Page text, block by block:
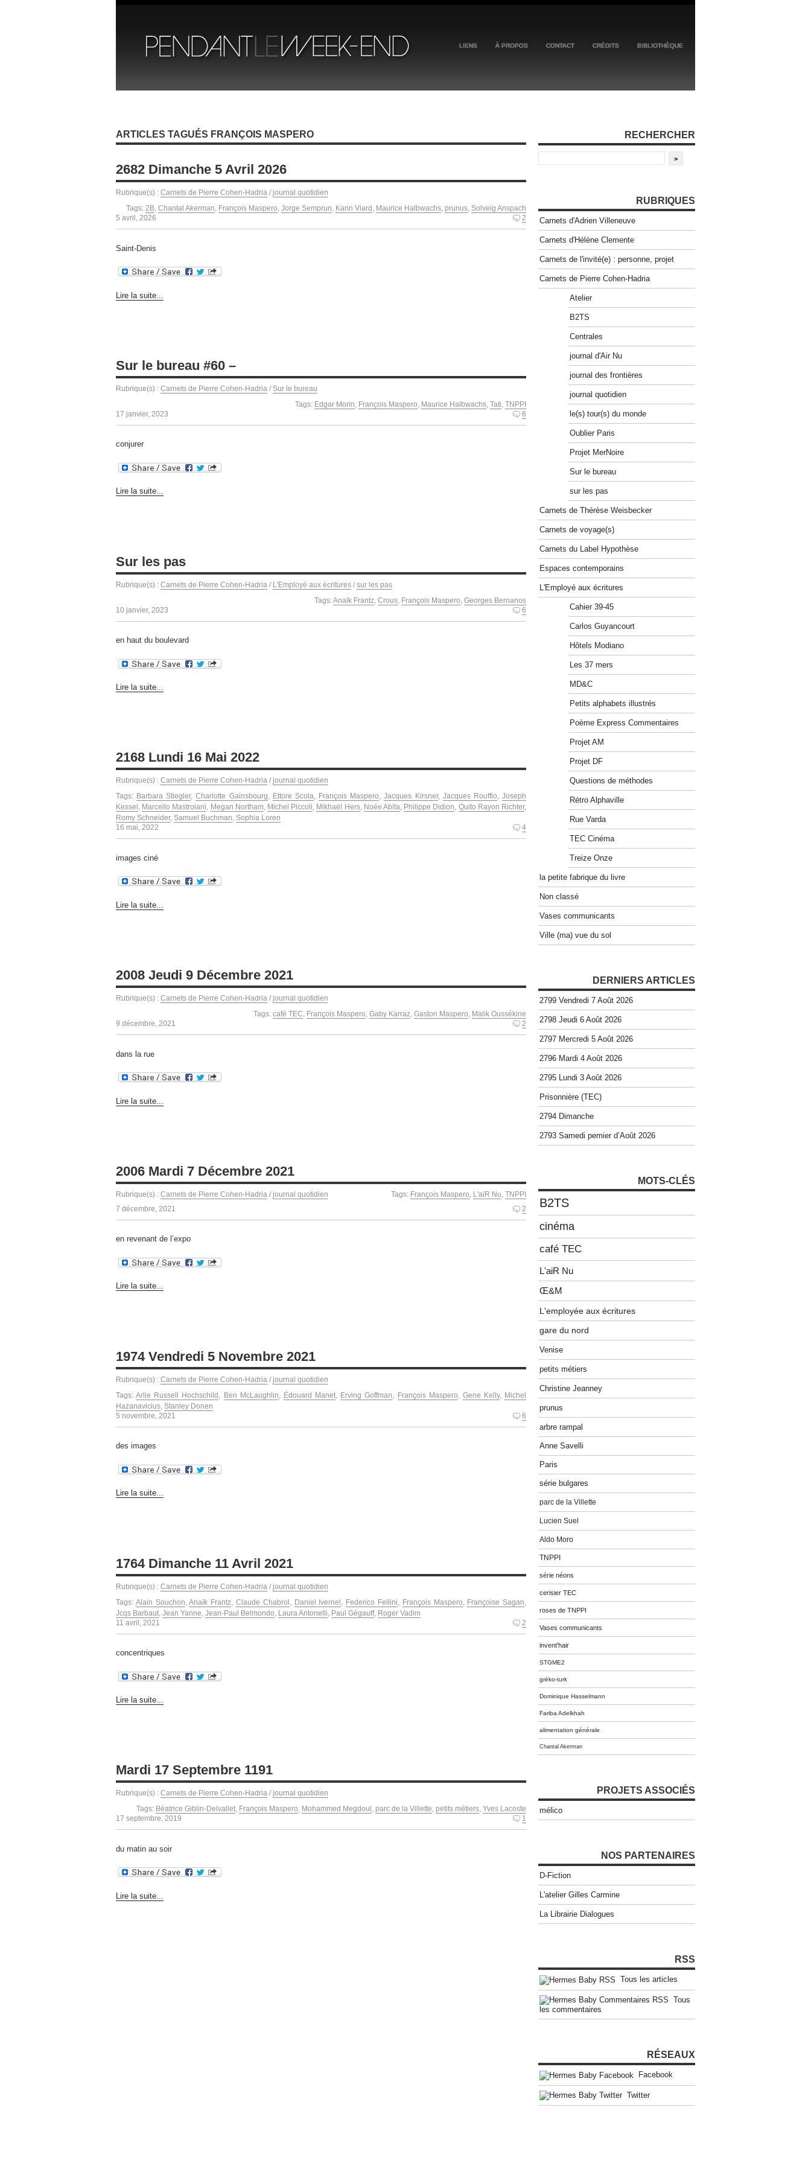
LIENS À PROPOS CONTACT CRÉDITS BIBLIOTHÈQUE
ARTICLES TAGUÉS FRANÇOIS MASPERO
2682 Dimanche 5 Avril 2026
Rubrique(s) : Carnets de Pierre Cohen-Hadria / journal quotidien
Tags: 2B, Chantal Akerman, François Maspero, Jorge Semprun, Karin Viard , Maurice Halbwachs, prunus, Solveig Anspach
5 avril, 2026
2
Saint-Denis
Lire la suite...
Sur le bureau #60 –
Rubrique(s) : Carnets de Pierre Cohen-Hadria / Sur le bureau
Tags: Edgar Morin François Maspero Maurice Halbwachs Tati TNPPI
17 janvier, 2023
6
conjurer
Lire la suite...
Sur les pas
Rubrique(s) : Carnets de Pierre Cohen-Hadria / L'Employé aux écritures / sur les pas
Tags:Anaïk Frantz Crous François Maspero Georges Bernanos
10 janvier, 2023
6
en haut du boulevard
Lire la suite...
2168 Lundi 16 Mai 2022
Rubrique(s) : Carnets de Pierre Cohen-Hadria / journal quotidien
Tags: Barbara Stiegler,Charlotte Gainsbourg, Ettore Scola, François Maspero,Jacques Kirsner, Jacques Rouffio,Joseph
Kessel , Marcello Mastroiani, Megan Northam, Michel Piccoli, Mikhaël Hers, Noée Abita, Philippe Didion, Quito Rayon Richter,
Romy Schneider, Samuel Buchman, Sophia Loren
16 mai, 2022
4
images ciné
Lire la suite...
2008 Jeudi 9 Décembre 2021
Rubrique(s) : Carnets de Pierre Cohen-Hadria / journal quotidien
Tags: café TEC, François Maspero, Gaby Karraz, Gaston Maspero, Malik Oussékine
9 décembre, 2021
2
dans la rue
Lire la suite...
2006 Mardi 7 Décembre 2021
Rubrique(s) : Carnets de Pierre Cohen-Hadria / journal quotidien Tags: François Maspero, L'aiR Nu, TNPPI
7 décembre, 2021
2
en revenant de l’expo
Lire la suite...
1974 Vendredi 5 Novembre 2021
Rubrique(s) : Carnets de Pierre Cohen-Hadria / journal quotidien
Tags:Arlie Russell Hochschild Ben McLaughlin Édouard Manet Erving Goffman François Maspero Gene Kelly, Michel
Hazanavicius Stanley Donen
5 novembre, 2021
6
des images
Lire la suite...
1764 Dimanche 11 Avril 2021
Rubrique(s) : Carnets de Pierre Cohen-Hadria / journal quotidien
Tags: Alain Souchon ,Anaïk Frantz Claude Chabrol Daniel Ivernel Federico Fellini François Maspero Françoise Sagan
Jcqs Barbaut Jean Yanne Jean-Paul Belmondo Laura Antonelli Paul Gégauff, Roger Vadim
11 avril, 2021
2
concentriques
Lire la suite...
Mardi 17 Septembre 1191
Rubrique(s) : Carnets de Pierre Cohen-Hadria / journal quotidien
Tags: Béatrice Giblin-Delvallet, François Maspero, Mohammed Megdoul , parc de la Villette, petits métiers, Yves Lacoste
17 septembre, 2019
1
du matin au soir
Lire la suite...
RECHERCHER
RUBRIQUES
Carnets d'Adrien Villeneuve
Carnets d'Hélène Clemente
Carnets de l'invité(e) : personne, projet
Carnets de Pierre Cohen-Hadria
Atelier
B2TS
Centrales
journal d'Air Nu
journal des frontières
journal quotidien
le(s) tour(s) du monde
Oublier Paris
Projet MerNoire
Sur le bureau
sur les pas
Carnets de Thérèse Weisbecker
Carnets de voyage(s)
Carnets du Label Hypothèse
Espaces contemporains
L'Employé aux écritures
Cahier 39-45
Carlos Guyancourt
Hôtels Modiano
Les 37 mers
MD&C
Petits alphabets illustrés
Poème Express Commentaires
Projet AM
Projet DF
Questions de méthodes
Rétro Alphaville
Rue Varda
TEC Cinéma
Treize Onze
la petite fabrique du livre
Non classé
Vases communicants
Ville (ma) vue du sol
DERNIERS ARTICLES
2799 Vendredi 7 Août 2026
2798 Jeudi 6 Août 2026
2797 Mercredi 5 Août 2026
2796 Mardi 4 Août 2026
2795 Lundi 3 Août 2026
Prisonnière (TEC)
2794 Dimanche
2793 Samedi pemier d’Août 2026
MOTS-CLÉS
B2TS
cinéma
café TEC
L'aiR Nu
Œ&M
L'employée aux écritures
gare du nord
Venise
petits métiers
Christine Jeanney
prunus
arbre rampal
Anne Savelli
Paris
série bulgares
parc de la Villette
Lucien Suel
Aldo Moro
TNPPI
série néons
cerisier TEC
roses de TNPPI
Vases communicants
invent'hair
STGME2
gréko-turk
Dominique Hasselmann
Fariba Adelkhah
alimentation générale
Chantal Akerman
PROJETS ASSOCIÉS
mélico
NOS PARTENAIRES
D-Fiction
L'atelier Gilles Carmine
La Librairie Dialogues
RSS
Tous les articles
Tous
les commentaires
RÉSEAUX
Facebook
Twitter